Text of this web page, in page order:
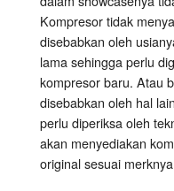
Kompresor tidak
disebabkan oleh
lama sehingga perlu
kompresor baru. Atau
disebabkan oleh hal
perlu diperiksa oleh
akan menyediakan
original sesuai